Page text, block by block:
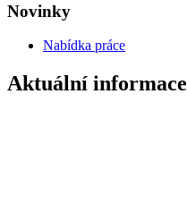
Novinky
Nabídka práce
Aktuální informace